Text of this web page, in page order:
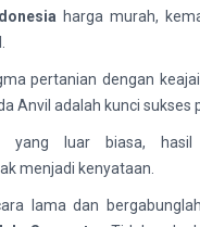
harga murah,
pertanian dengan
Anvil adalah kunci sukses
yang luar biasa, hasil
menjadi kenyataan.
lama dan